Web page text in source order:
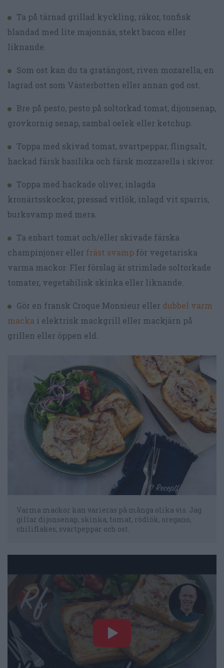
Ta på tärnad grillad kyckling, räkor, tonfisk
blandad med lite majonnäs, stekt bacon eller
liknande.
Som ost kan du ta gratängost, riven mozarella, en
lagrad ost som Västerbotten eller annan god ost.
Bre på pesto, pesto på soltorkad tomat, dijonsenap,
grovkornig senap, sambal oelek eller ketchup.
Toppa med skivad tomat, svartpeppar, flingsalt,
hackad färsk basilika och färsk mozzarella i skivor.
Toppa med hackade oliver, inlagda
kronärtsskockor, pressad vitlök, inlagd vit sparris,
burksvamp med mera.
Ta enbart tomat och/eller skivade färska
champinjoner eller fräst svamp för vegetariska
varma mackor. Fler förslag är strimlade soltorkade
tomater, vegetabilisk skinka eller liknande.
Gör en fransk Croque Monsieur eller dubbel varm
macka i elektrisk mackgrill eller mackjärn på
grillen eller öppen eld.
Varma mackor kan varieras på många olika vis. Jag
gillar dijonsenap, skinka, tomat, rödlök, oregano,
chiliflakes, svartpeppar och ost.